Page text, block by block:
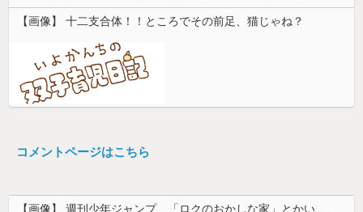
【画像】 十二支合体！！ところでその前足、猫じゃね？
コメントページはこちら